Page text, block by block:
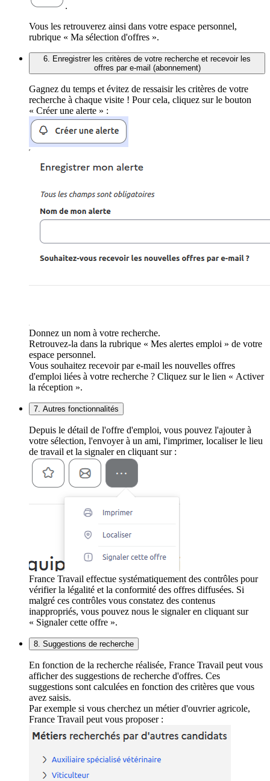
.
Vous les retrouverez ainsi dans votre espace personnel,
rubrique « Ma sélection d'offres ».
6. Enregistrer les critères de votre recherche et recevoir les
offres par e-mail (abonnement)
Gagnez du temps et évitez de ressaisir les critères de votre
recherche à chaque visite ! Pour cela, cliquez sur le bouton
« Créer une alerte » :
Donnez un nom à votre recherche.
Retrouvez-la dans la rubrique « Mes alertes emploi » de votre
espace personnel.
Vous souhaitez recevoir par e-mail les nouvelles offres
d'emploi liées à votre recherche ? Cliquez sur le lien « Activer
la réception ».
7. Autres fonctionnalités
Depuis le détail de l'offre d'emploi, vous pouvez l'ajouter à
votre sélection, l'envoyer à un ami, l'imprimer, localiser le lieu
de travail et la signaler en cliquant sur :
France Travail effectue systématiquement des contrôles pour
vérifier la légalité et la conformité des offres diffusées. Si
malgré ces contrôles vous constatez des contenus
inappropriés, vous pouvez nous le signaler en cliquant sur
« Signaler cette offre ».
8. Suggestions de recherche
En fonction de la recherche réalisée, France Travail peut vous
afficher des suggestions de recherche d'offres. Ces
suggestions sont calculées en fonction des critères que vous
avez saisis.
Par exemple si vous cherchez un métier d'ouvrier agricole,
France Travail peut vous proposer :